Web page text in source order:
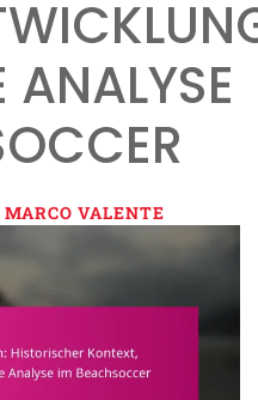
MARCO VALENTE